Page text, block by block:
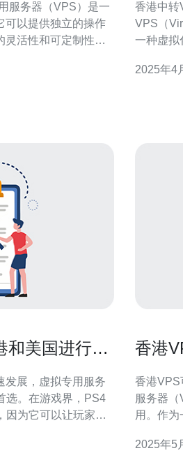
可以提供独立的操作
灵活性和可定制性。
香港中转
VPS（
一种虚拟
作系统和资源。 首先，香港中
2025年4
和美国进行游
发展，虚拟专用服务
选。在游戏界，PS4
因为它可以让玩家在
PS4 VPS是
香港
香港VPS可以做什么
服务器
用。作
有广泛的
2025年5